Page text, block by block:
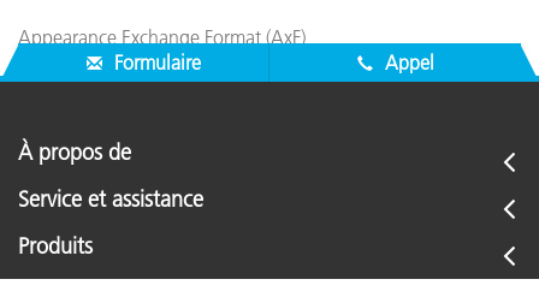
Appearance Exchange Format (AxF)
Formulaire
Appel
À propos de
Service et assistance
Produits